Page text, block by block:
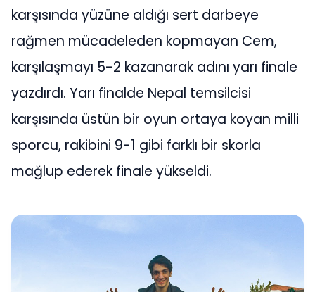
karşısında yüzüne aldığı sert darbeye
rağmen mücadeleden kopmayan Cem,
karşılaşmayı 5-2 kazanarak adını yarı finale
yazdırdı. Yarı finalde Nepal temsilcisi
karşısında üstün bir oyun ortaya koyan milli
sporcu, rakibini 9-1 gibi farklı bir skorla
mağlup ederek finale yükseldi.